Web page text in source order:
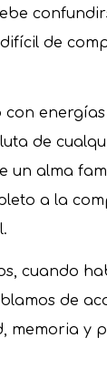
de
de
un alma
a la
cuando
de
memoria y